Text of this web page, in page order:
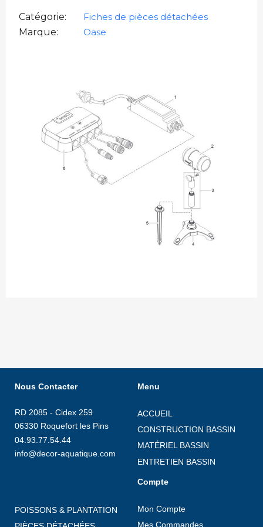
Catégorie
Fiches de pièces détachées
Marque
Oase
Nous Contacter
RD 2085 - Cidex 259
06330 Roquefort les Pins
04.93.77.54.44
info@decor-aquatique.com
Menu
ACCUEIL
CONSTRUCTION BASSIN
MATÉRIEL BASSIN
ENTRETIEN BASSIN
POISSONS & PLANTATION
Compte
Mon Compte
Mes Commandes